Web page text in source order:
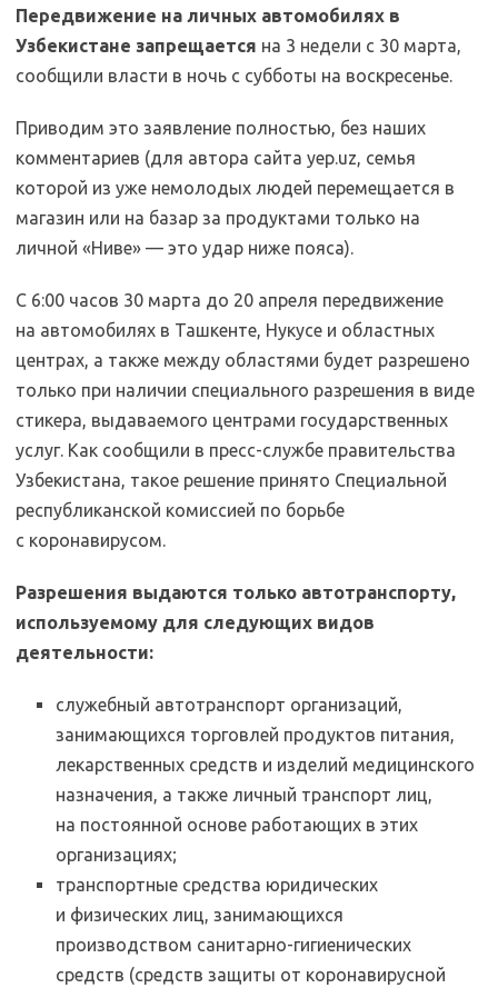
Передвижение на личных автомобилях в
Узбекистане запрещается на 3 недели с 30 марта,
сообщили власти в ночь с субботы на воскресенье.
Приводим это заявление полностью, без наших
комментариев (для автора сайта yep.uz, семья
которой из уже немолодых людей перемещается в
магазин или на базар за продуктами только на
личной «Ниве» — это удар ниже пояса).
С 6:00 часов 30 марта до 20 апреля передвижение
на автомобилях в Ташкенте, Нукусе и областных
центрах, а также между областями будет разрешено
только при наличии специального разрешения в виде
стикера, выдаваемого центрами государственных
услуг. Как сообщили в пресс-службе правительства
Узбекистана, такое решение принято Специальной
республиканской комиссией по борьбе
с коронавирусом.
Разрешения выдаются только автотранспорту,
используемому для следующих видов
деятельности:
служебный автотранспорт организаций,
занимающихся торговлей продуктов питания,
лекарственных средств и изделий медицинского
назначения, а также личный транспорт лиц,
на постоянной основе работающих в этих
организациях;
транспортные средства юридических
и физических лиц, занимающихся
производством санитарно-гигиенических
средств (средств защиты от коронавирусной